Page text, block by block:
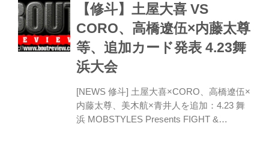
RIZIN キックボクシングルール（58.0kg）3
分3R/インターバル60秒 那須川天心 vs. 中
村優作 RIZIN女子MMAルール（49.0kg）5
分3R/インターバル60秒※肘あり 浜崎朱加
vs. アリーシャ・ガルシア RIZIN MMA特別
ルール（70.0kg）5分...
【修斗】土屋大喜 VS
CORO、高橋遼伍×内藤太尊
等、追加カード発表 4.23舞
浜大会
[NEWS 修斗] 土屋大喜×CORO、高橋遼伍×
内藤太尊、美木航×青井人を追加：4.23 舞
浜 MOBSTYLES Presents FIGHT &